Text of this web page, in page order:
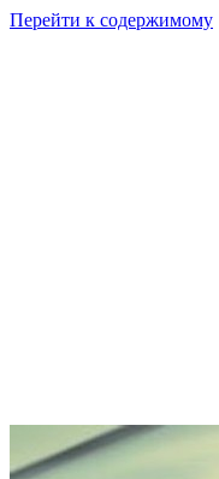
Перейти к содержимому